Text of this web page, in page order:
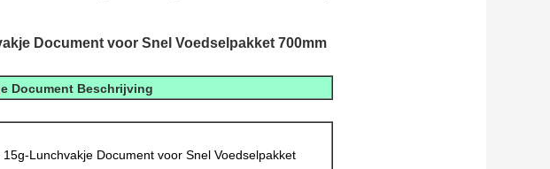
Document voor Snel Voedselpakket 700mm
Document Beschrijving
Lunchvakje Document voor Snel Voedselpakket